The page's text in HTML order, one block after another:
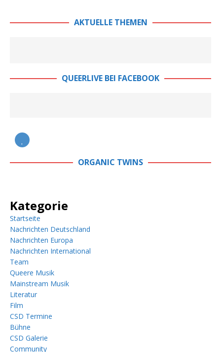
AKTUELLE THEMEN
QUEERLIVE BEI FACEBOOK
ORGANIC TWINS
Kategorie
Startseite
Nachrichten Deutschland
Nachrichten Europa
Nachrichten International
Team
Queere Musik
Mainstream Musik
Literatur
Film
CSD Termine
Bühne
CSD Galerie
Community